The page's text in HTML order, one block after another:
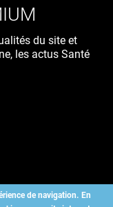
de navigation. En
du site et
les actus Santé